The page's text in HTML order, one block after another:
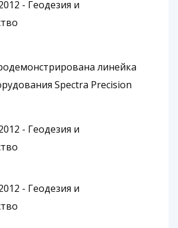
линейка
Spectra Precision